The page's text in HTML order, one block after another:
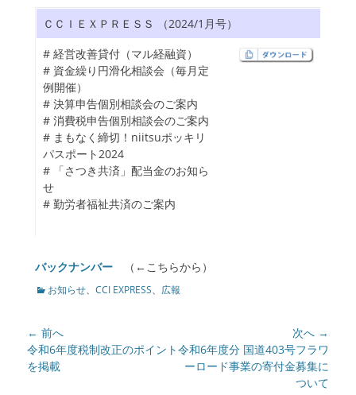
ＣＣＩＥＸＰＲＥＳＳ （2024/1月号）
# 経営改善貸付（マル経融資）
# 資金繰り円滑化相談会（毎月定
例開催）
# 決算申告個別相談会のご案内
# 消費税申告個別相談会のご案内
# まもなく締切！niitsuポッキリ
パスポート2024
# 「さつき共済」配当金のお知ら
せ
# 勤労者福祉共済のご案内
バックナンバー （←こちらから）
カ
リ
ー
お知らせ、 CCI EXPRESS、 広報
投
稿
ナ
← 前へ
前
の
令和6年度税制改正のポイント
を掲載
次へ →
次
の
令和6年度分 国道403号フラワ
ーロード事業の寄付金募集に
ついて